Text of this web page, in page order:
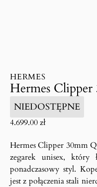
HERMES
Hermes
NIEDOSTĘPNE
4.699.00zł
Hermes Clipper 30mm
zegarek unisex, który
ponadczasowy styl.
jest z połączenia stali